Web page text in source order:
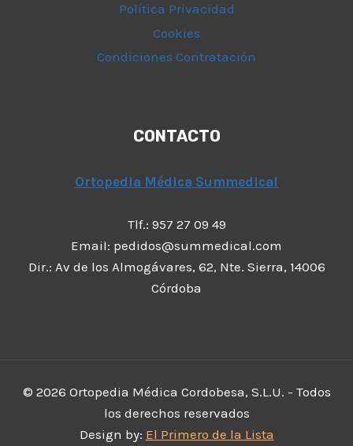
Política Privacidad
Cookies
Condiciones Contratación
CONTACTO
Ortopedia Médica Summedical
Tlf.: 957 27 09 49
Email: pedidos@summedical.com
Dir.: Av de los Almogávares, 62, Nte. Sierra, 14006
Córdoba
© 2026 Ortopedia Médica Cordobesa, S.L.U. - Todos
los derechos reservados
Design by: El Primero de la Lista